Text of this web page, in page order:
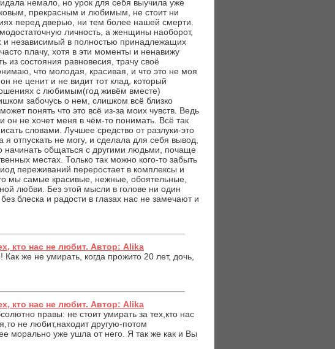
немало, но урок для себя выучила уже
прекрасным и любимым, не стоит ни
перед дверью, ни тем более нашей смерти.
личность, а женщины наоборот,
независимый в полностью принадлежащих
плачу, хотя в эти моменты и ненавижу
из состояния равновесия, трачу своё
что молодая, красивая, и что это не моя
не ценит и не видит тот клад, который
с любимым(год живём вместе)
забочусь о нем, слишком всё близко
понять что это всё из-за моих чувств. Ведь
он не хочет меня в чём-то понимать. Всё так
словами. Лучшее средство от разлуки-это
отпускать не могу, и сделала для себя вывод,
начинать общаться с другими людьми, почаще
местах. Только так можно кого-то забыть
переживаний переростает в комплексы и
мы самые красивые, нежные, обоятельные,
любви. Без этой мысли в голове ни один
блеска и радости в глазах нас не замечают и
кто нас не любит. Автор: Alika
же не умирать, когда прожито 20 лет, дочь,
кто нас не любит. Автор: Alika
правы: не стоит умирать за тех,кто нас
не любит,находит другую-потом
морально уже ушла от него. Я так же как и Вы